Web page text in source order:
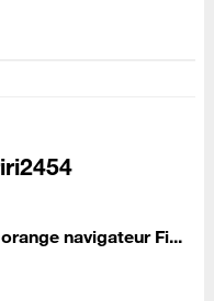
navigateur Fi...